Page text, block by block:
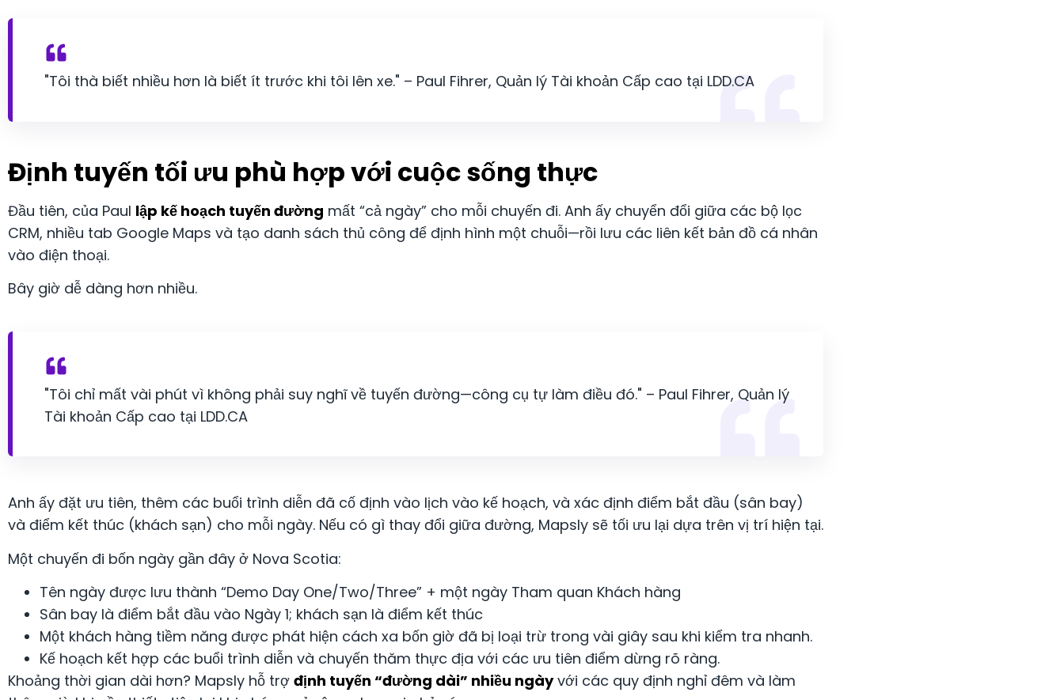
"Tôi thà biết nhiều hơn là biết ít trước khi tôi lên xe." – Paul Fihrer, Quản lý Tài khoản Cấp cao tại LDD.CA
Định tuyến tối ưu phù hợp với cuộc sống thực
Đầu tiên, của Paul lập kế hoạch tuyến đường mất “cả ngày” cho mỗi chuyến đi. Anh ấy chuyển đổi giữa các bộ lọc
CRM, nhiều tab Google Maps và tạo danh sách thủ công để định hình một chuỗi—rồi lưu các liên kết bản đồ cá nhân
vào điện thoại.
Bây giờ dễ dàng hơn nhiều.
"Tôi chỉ mất vài phút vì không phải suy nghĩ về tuyến đường—công cụ tự làm điều đó." – Paul Fihrer, Quản lý
Tài khoản Cấp cao tại LDD.CA
Anh ấy đặt ưu tiên, thêm các buổi trình diễn đã cố định vào lịch vào kế hoạch, và xác định điểm bắt đầu (sân bay)
và điểm kết thúc (khách sạn) cho mỗi ngày. Nếu có gì thay đổi giữa đường, Mapsly sẽ tối ưu lại dựa trên vị trí hiện tại.
Một chuyến đi bốn ngày gần đây ở Nova Scotia:
Tên ngày được lưu thành “Demo Day One/Two/Three” + một ngày Tham quan Khách hàng
Sân bay là điểm bắt đầu vào Ngày 1; khách sạn là điểm kết thúc
Một khách hàng tiềm năng được phát hiện cách xa bốn giờ đã bị loại trừ trong vài giây sau khi kiểm tra nhanh.
Kế hoạch kết hợp các buổi trình diễn và chuyến thăm thực địa với các ưu tiên điểm dừng rõ ràng.
Khoảng thời gian dài hơn? Mapsly hỗ trợ định tuyến “đường dài” nhiều ngàyvới các quy định nghỉ đêm và làm